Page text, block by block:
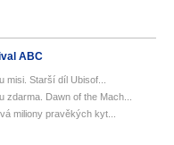
ABC
Starší díl Ubisof...
Dawn of the Mach...
miliony pravěkých kyt...